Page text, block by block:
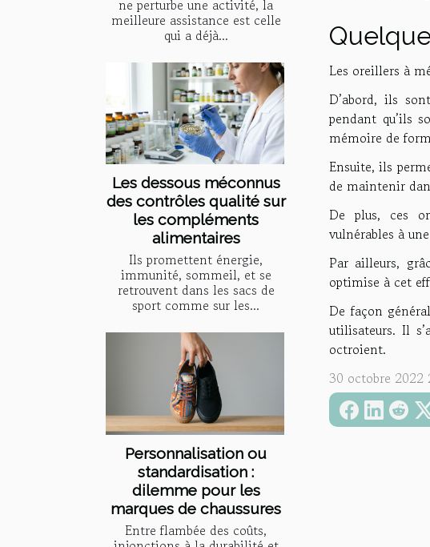
ne perturbe une activité, la
meilleure assistance est celle
qui a déjà...
Les dessous méconnus
des contrôles qualité sur
les compléments
alimentaires
Ils promettent énergie,
immunité, sommeil, et se
retrouvent dans les sacs de
sport comme sur les...
Personnalisation ou
standardisation :
dilemme pour les
marques de chaussures
Entre flambée des coûts,
Les oreillers à
D’abord, ils
pendant qu’ils
mémoire de
Ensuite, ils
de maintenir
De plus, ces
vulnérables à
Par ailleurs,
optimise à cet
De façon
utilisateurs. Il
octroient.
30 octobre 2022